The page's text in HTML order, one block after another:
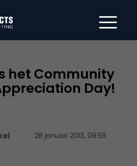
het Community
Day!
28 januari 2013, 09:59